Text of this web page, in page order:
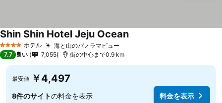
4 ホテルのランク
ホテル 海と山のパノラマビュー
Shin Shin Hotel Jeju Ocean
7.7 良い 7,055 街の中心まで0.9 km
最安値 ￥4,497
8件のサイトの料金を表示 料金を表示